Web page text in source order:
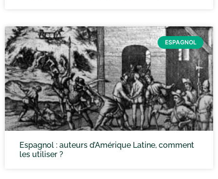
ESPAGNOL
Espagnol : auteurs d’Amérique Latine, comment
les utiliser ?